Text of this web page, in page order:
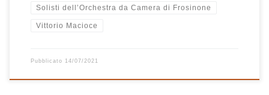
Solisti dell’Orchestra da Camera di Frosinone
Vittorio Macioce
Pubblicato 14/07/2021